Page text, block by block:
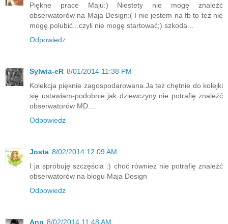
Piękne prace Maju:) Niestety nie mogę znaleźć
obserwatorów na Maja Design:( I nie jestem na fb to też nie
mogę polubić...czyli nie mogę startować;) szkoda...
Odpowiedz
Sylwia-eR 8/01/2014 11:38 PM
Kolekcja pięknie zagospodarowana.Ja też chętnie do kolejki
się ustawiam-podobnie jak dziewczyny nie potrafię znaleźć
obserwatorów MD....
Odpowiedz
Josta 8/02/2014 12:09 AM
I ja spróbuję szczęścia :) choć również nie potrafię znaleźć
obserwatorów na blogu Maja Design
Odpowiedz
Ann 8/02/2014 11:48 AM